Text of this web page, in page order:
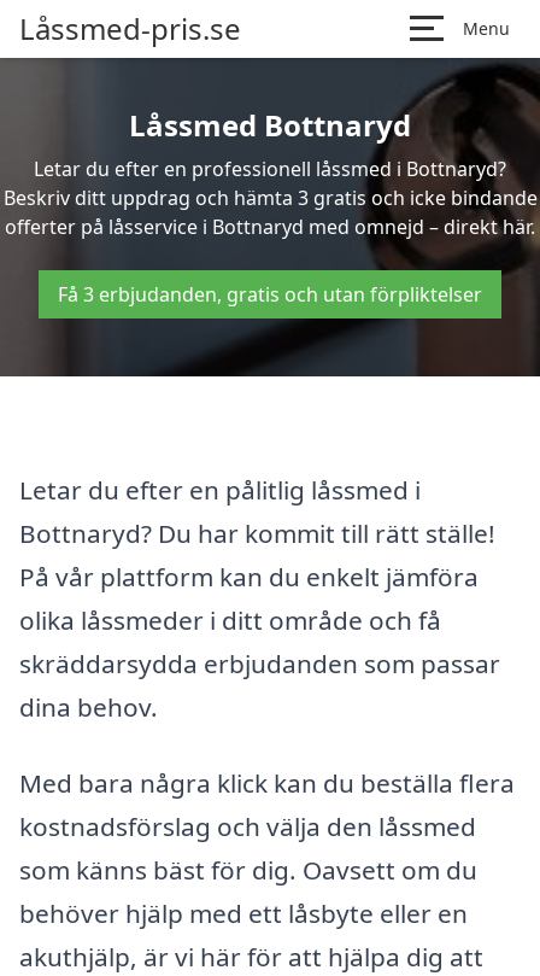
Låssmed-pris.se Menu
Låssmed Bottnaryd
Letar du efter en professionell låssmed i Bottnaryd?
Beskriv ditt uppdrag och hämta 3 gratis och icke bindande
offerter på låsservice i Bottnaryd med omnejd – direkt här.
Få 3 erbjudanden, gratis och utan förpliktelser
Letar du efter en pålitlig låssmed i
Bottnaryd? Du har kommit till rätt ställe!
På vår plattform kan du enkelt jämföra
olika låssmeder i ditt område och få
skräddarsydda erbjudanden som passar
dina behov.
Med bara några klick kan du beställa flera
kostnadsförslag och välja den låssmed
som känns bäst för dig. Oavsett om du
behöver hjälp med ett låsbyte eller en
akuthjälp, är vi här för att hjälpa dig att